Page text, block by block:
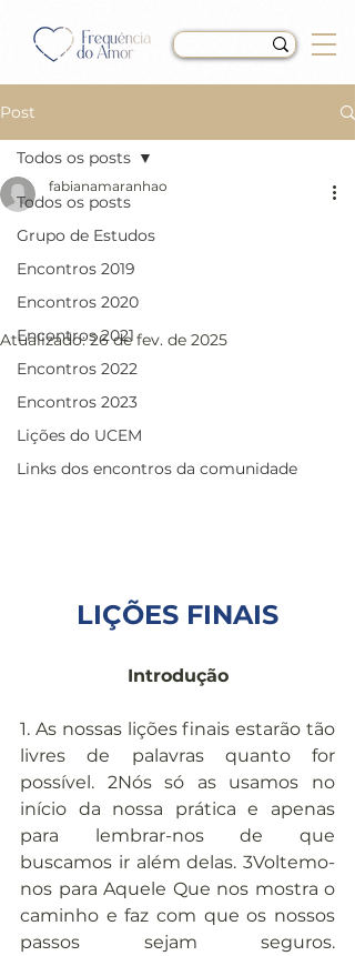
Post
Todos os posts
Grupo de Estudos
Encontros 2019
Encontros 2020
Encontros 2021
Encontros 2022
Encontros 2023
Lições do UCEM
Links dos encontros da comunidade
Todos os posts
LIÇÕES FINAIS - Livro de
Exercícios de "Um Curso
em Milagres" (UCEM)
fabianamaranhao
Atualizado:26 de fev. de 2025
LIÇÕES FINAIS
Introdução
1. As nossas lições finais estarão tão
livres de palavras quanto for
possível. 2Nós só as usamos no
início da nossa prática e apenas
para lembrar-nos de que
buscamos ir além delas. 3Voltemo-
nos para Aquele Que nos mostra o
caminho e faz com que os nossos
passos sejam seguros.